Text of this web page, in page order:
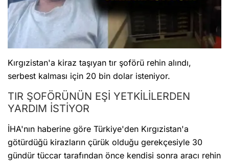
Kırgızistan'a kiraz taşıyan tır şoförü rehin alındı,
serbest kalması için 20 bin dolar isteniyor.
TIR ŞOFÖRÜNÜN EŞİ YETKİLİLERDEN
YARDIM İSTİYOR
İHA'nın haberine göre Türkiye'den Kırgızistan'a
götürdüğü kirazların çürük olduğu gerekçesiyle 30
gündür tüccar tarafından önce kendisi sonra aracı rehin